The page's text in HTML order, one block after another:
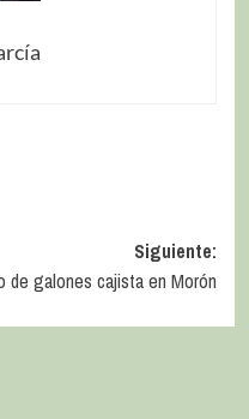
Siguiente:
de galones cajista en Morón